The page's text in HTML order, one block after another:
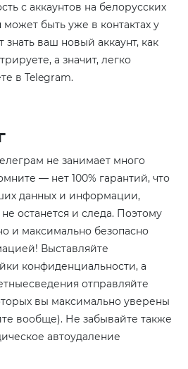
с аккаунтов на белорусских
быть уже в контактах у
знать ваш новый аккаунт, как
а значит, легко
в Telegram.
не занимает много
— нет 100% гарантий, что
данных и информации,
останется и следа. Поэтому
и максимально безопасно
Выставляйте
конфиденциальности, а
отправляйте
вы максимально уверены
вообще). Не забывайте также
автоудаление